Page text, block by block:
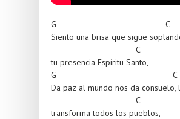
G C
Siento una brisa que sigue
C
tu presencia Espíritu Santo,
G C
Da paz al mundo nos da consuelo,
C
transforma todos los pueblos,